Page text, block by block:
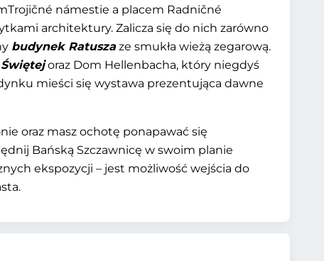
námestie a placem Radničné
architektury. Zalicza się do nich zarówno
budynek Ratuszaze smukła wieżą zegarową.
oraz Dom Hellenbacha, który niegdyś
mieści się wystawa prezentująca dawne
oraz masz ochotę ponapawać się
Bańską Szczawnicę w swoim planie
ekspozycji – jest możliwość wejścia do